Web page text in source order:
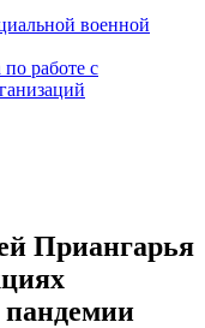
военной
работе с
Приангарья